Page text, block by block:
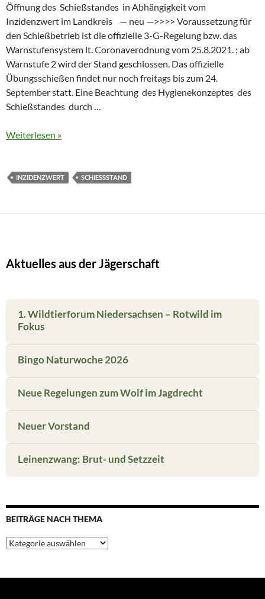
Öffnung des Schießstandes in Abhängigkeit vom
Inzidenzwert im Landkreis — neu —>>>> Voraussetzung für
den Schießbetrieb ist die offizielle 3-G-Regelung bzw. das
Warnstufensystem lt. Coronaverodnung vom 25.8.2021. ; ab
Warnstufe 2 wird der Stand geschlossen. Das offizielle
Übungsschießen findet nur noch freitags bis zum 24.
September statt. Eine Beachtung des Hygienekonzeptes des
Schießstandes durch …
Weiterlesen »
INZIDENZWERT SCHIESSSTAND
Aktuelles aus der Jägerschaft
1. Wildtierforum Niedersachsen – Rotwild im
Fokus
Bingo Naturwoche 2026
Neue Regelungen zum Wolf im Jagdrecht
Neuer Vorstand
Leinenzwang: Brut- und Setzzeit
BEITRÄGE NACH THEMA
Beiträge
nach